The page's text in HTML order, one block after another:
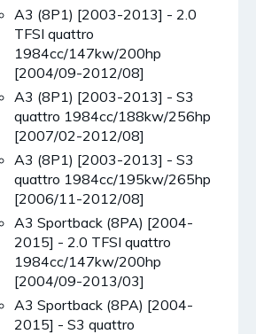
A3 (8P1) [2003-2013] - 2.0
TFSI quattro
1984cc/147kw/200hp
[2004/09-2012/08]
A3 (8P1) [2003-2013] - S3
quattro 1984cc/188kw/256hp
[2007/02-2012/08]
A3 (8P1) [2003-2013] - S3
quattro 1984cc/195kw/265hp
[2006/11-2012/08]
A3 Sportback (8PA) [2004-
2015] - 2.0 TFSI quattro
1984cc/147kw/200hp
[2004/09-2013/03]
A3 Sportback (8PA) [2004-
2015] - S3 quattro